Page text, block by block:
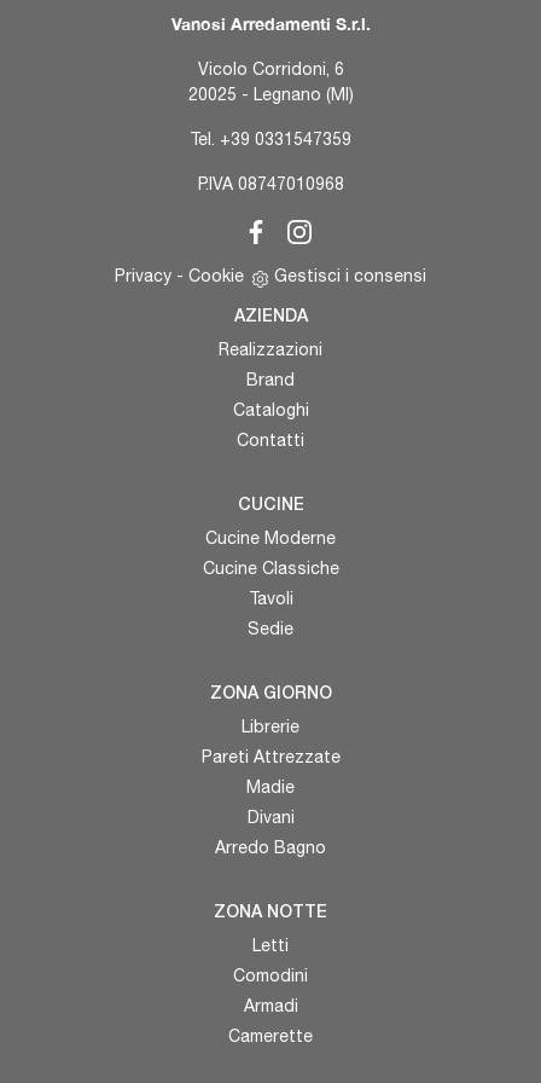
Vanosi Arredamenti S.r.l.
Vicolo Corridoni, 6
20025 - Legnano (MI)
Tel. +39 0331547359
P.IVA 08747010968
Privacy - Cookie Gestisci i consensi
AZIENDA
Realizzazioni
Brand
Cataloghi
Contatti
CUCINE
Cucine Moderne
Cucine Classiche
Tavoli
Sedie
ZONA GIORNO
Librerie
Pareti Attrezzate
Madie
Divani
Arredo Bagno
ZONA NOTTE
Letti
Comodini
Armadi
Camerette